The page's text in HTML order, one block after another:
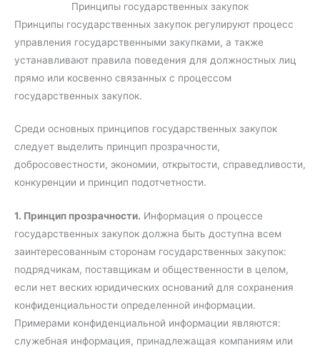
Принципы государственных закупок
Принципы государственных закупок регулируют процесс
управления государственными закупками, а также
устанавливают правила поведения для должностных лиц
прямо или косвенно связанных с процессом
государственных закупок.
Среди основных принципов государственных закупок
следует выделить принцип прозрачности,
добросовестности, экономии, открытости, справедливости,
конкуренции и принцип подотчетности.
1. Принцип прозрачности. Информация о процессе
государственных закупок должна быть доступна всем
заинтересованным сторонам государственных закупок:
подрядчикам, поставщикам и общественности в целом,
если нет веских юридических оснований для сохранения
конфиденциальности определенной информации.
Примерами конфиденциальной информации являются:
служебная информация, принадлежащая компаниям или